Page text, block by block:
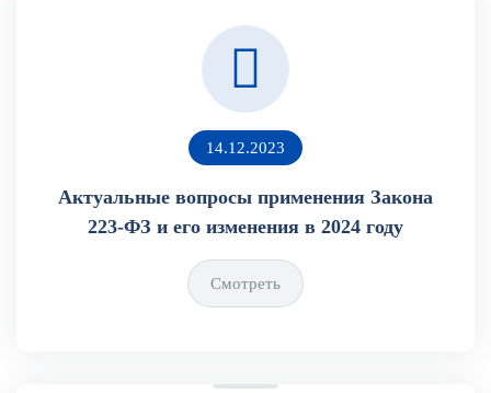
14.12.2023
Актуальные вопросы применения Закона
223-ФЗ и его изменения в 2024 году
Смотреть